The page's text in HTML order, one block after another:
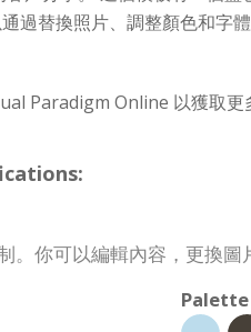
通過替換照片、調整顏色和字
Paradigm Online 以獲取更
。你可以編輯內容，更換圖
Palette